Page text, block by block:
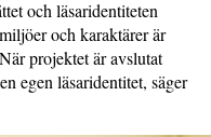
och läsaridentiteten
och karaktärer är
projektet är avslutat
egen läsaridentitet, säger